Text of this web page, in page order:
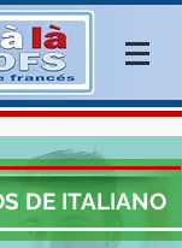
DE ITALIANO